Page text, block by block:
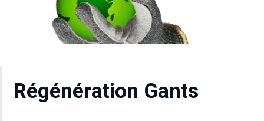
Régénération Gants